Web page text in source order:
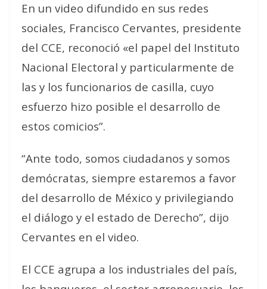
En un video difundido en sus redes
sociales, Francisco Cervantes, presidente
del CCE, reconoció «el papel del Instituto
Nacional Electoral y particularmente de
las y los funcionarios de casilla, cuyo
esfuerzo hizo posible el desarrollo de
estos comicios”.
“Ante todo, somos ciudadanos y somos
demócratas, siempre estaremos a favor
del desarrollo de México y privilegiando
el diálogo y el estado de Derecho”, dijo
Cervantes en el video.
El CCE agrupa a los industriales del país,